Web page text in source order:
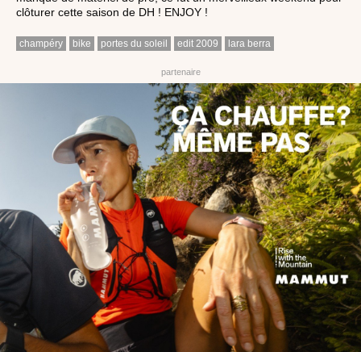
clôturer cette saison de DH ! ENJOY !
champéry bike portes du soleil edit 2009 lara berra